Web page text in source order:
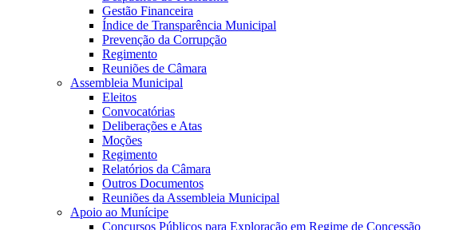
Gestão Financeira
Índice de Transparência Municipal
Prevenção da Corrupção
Regimento
Reuniões de Câmara
Assembleia Municipal
Eleitos
Convocatórias
Deliberações e Atas
Moções
Regimento
Relatórios da Câmara
Outros Documentos
Reuniões da Assembleia Municipal
Apoio ao Munícipe
Concursos Públicos para Exploração em Regime de Concessão